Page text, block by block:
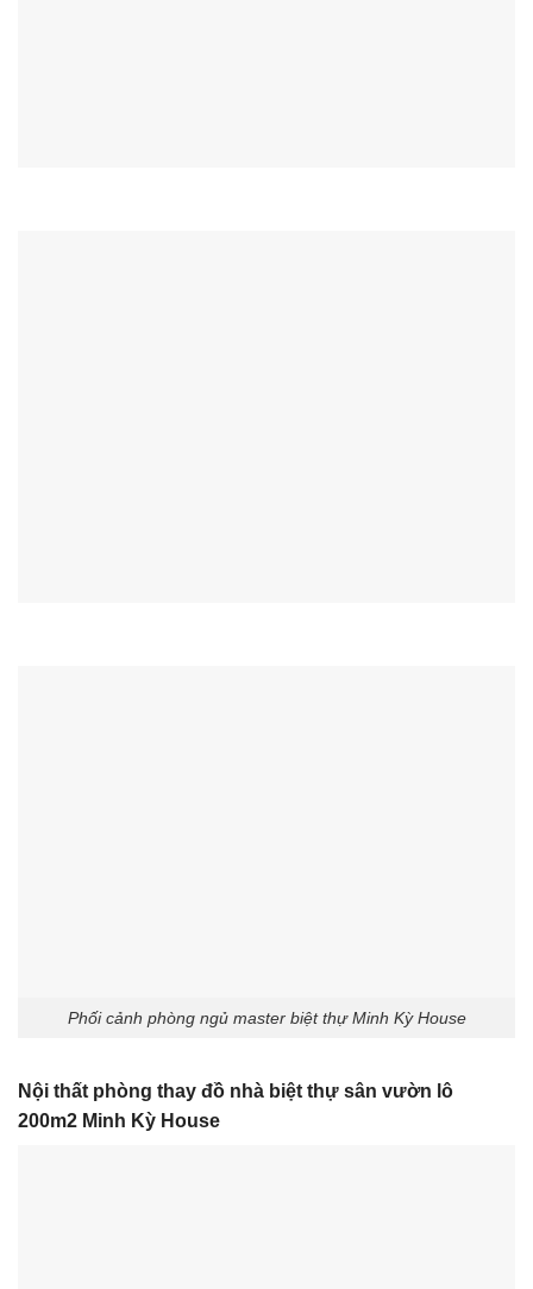
Phối cảnh phòng ngủ master biệt thự Minh Kỳ House
Nội thất phòng thay đồ nhà biệt thự sân vườn lô
200m2 Minh Kỳ House